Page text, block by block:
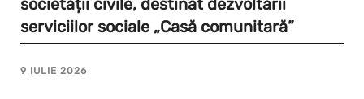
serviciilor sociale „Casă comunitară”
9 IULIE 2026